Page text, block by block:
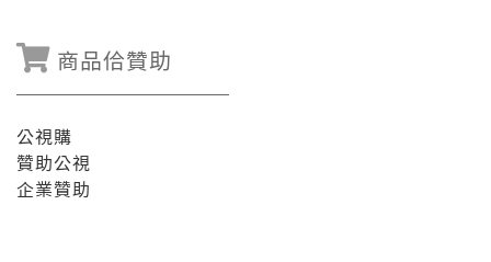
商品佮贊助
公視購
贊助公視
企業贊助